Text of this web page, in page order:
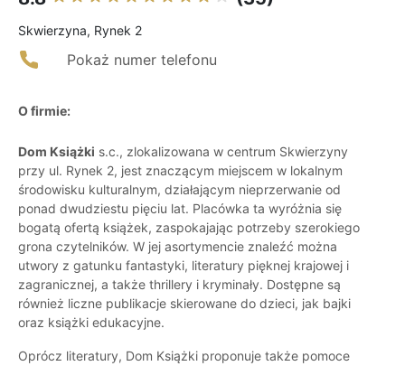
Skwierzyna, Rynek 2
Pokaż numer telefonu
O firmie:
Dom Książki s.c., zlokalizowana w centrum Skwierzyny
przy ul. Rynek 2, jest znaczącym miejscem w lokalnym
środowisku kulturalnym, działającym nieprzerwanie od
ponad dwudziestu pięciu lat. Placówka ta wyróżnia się
bogatą ofertą książek, zaspokajając potrzeby szerokiego
grona czytelników. W jej asortymencie znaleźć można
utwory z gatunku fantastyki, literatury pięknej krajowej i
zagranicznej, a także thrillery i kryminały. Dostępne są
również liczne publikacje skierowane do dzieci, jak bajki
oraz książki edukacyjne.
Oprócz literatury, Dom Książki proponuje także pomoce